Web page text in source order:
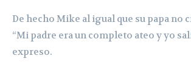
De hecho Mike al igual que su papa no
“Mi padre era un completo ateo y yo
expreso.